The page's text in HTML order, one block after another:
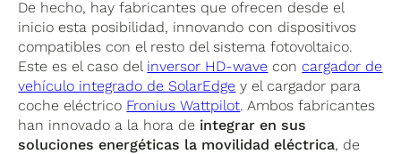
De hecho, hay fabricantes que ofrecen desde el
inicio esta posibilidad, innovando con dispositivos
compatibles con el resto del sistema fotovoltaico.
Este es el caso del inversor HD-wave con cargador de
vehículo integrado de SolarEdge y el cargador para
coche eléctrico Fronius Wattpilot. Ambos fabricantes
han innovado a la hora de integrar en sus
soluciones energéticas la movilidad eléctrica, de